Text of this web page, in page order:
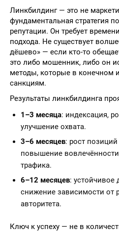
Линкбилдинг — это не
фундаментальная стратегия
репутации. Он требует
подхода. Не существует
дёшево» — если кто-то
это либо мошенник, либо он
методы, которые в конечном
санкциям.
Результаты линкбилдинга
1–3 месяца: индексация,
улучшение охвата.
3–6 месяцев: рост
повышение
трафика.
6–12 месяцев:
снижение зависимости
авторитета.
Ключ к успеху — не в